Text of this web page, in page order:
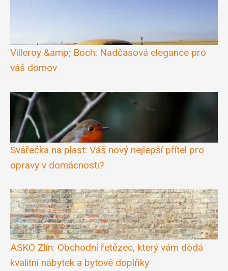
Villeroy &amp; Boch: Nadčasová elegance pro
váš domov
Svářečka na plast: Váš nový nejlepší přítel pro
opravy v domácnosti?
ASKO Zlín: Obchodní řetězec, který vám dodá
kvalitní nábytek a bytové doplňky